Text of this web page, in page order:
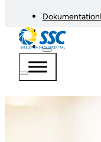
Dokumentation